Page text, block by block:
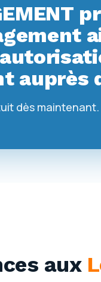
auprès
dès maintenant.
aux